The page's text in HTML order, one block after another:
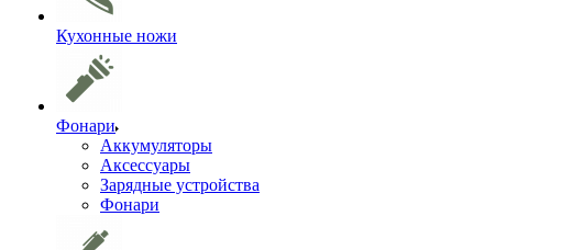
Кухонные ножи
Фонари
Аккумуляторы
Аксессуары
Зарядные устройства
Фонари